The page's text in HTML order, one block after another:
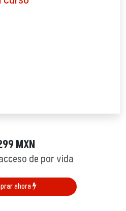
MXN
de por vida
ahora